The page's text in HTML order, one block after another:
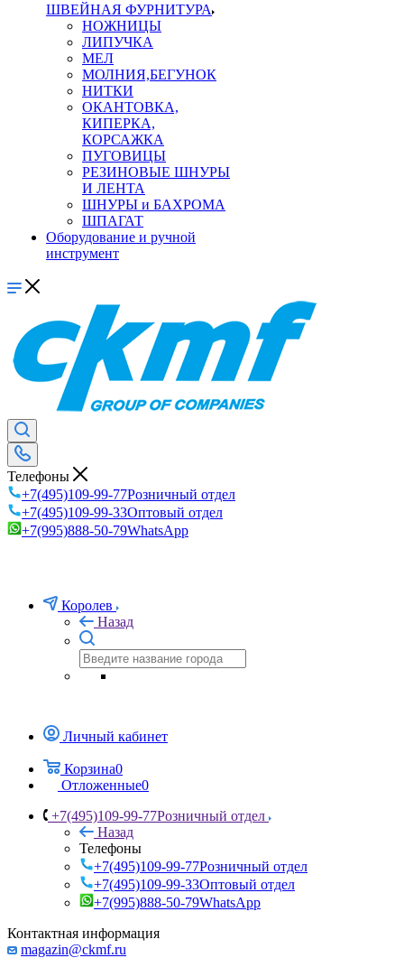
ШВЕЙНАЯ ФУРНИТУРА
НОЖНИЦЫ
ЛИПУЧКА
МЕЛ
МОЛНИЯ,БЕГУНОК
НИТКИ
ОКАНТОВКА,
КИПЕРКА,
КОРСАЖКА
ПУГОВИЦЫ
РЕЗИНОВЫЕ ШНУРЫ
И ЛЕНТА
ШНУРЫ и БАХРОМА
ШПАГАТ
Оборудование и ручной
инструмент
Телефоны
+7(495)109-99-77Розничный отдел
+7(495)109-99-33Оптовый отдел
+7(995)888-50-79WhatsApp
Королев
Назад
Личный кабинет
Корзина0
Отложенные0
+7(495)109-99-77Розничный отдел
Назад
Телефоны
+7(495)109-99-77Розничный отдел
+7(495)109-99-33Оптовый отдел
+7(995)888-50-79WhatsApp
Контактная информация
magazin@ckmf.ru